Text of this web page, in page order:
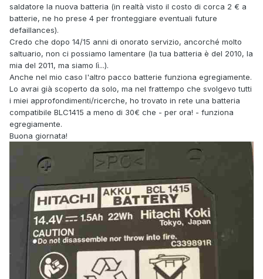
saldatore la nuova batteria (in realtà visto il costo di corca 2 € a
batterie, ne ho prese 4 per fronteggiare eventuali future
defaillances).
Credo che dopo 14/15 anni di onorato servizio, ancorché molto
saltuario, non ci possiamo lamentare (la tua batteria è del 2010, la
mia del 2011, ma siamo lì...).
Anche nel mio caso l'altro pacco batterie funziona egregiamente.
Lo avrai già scoperto da solo, ma nel frattempo che svolgevo tutti
i miei approfondimenti/ricerche, ho trovato in rete una batteria
compatibile BLC1415 a meno di 30€ che - per ora! - funziona
egregiamente.
Buona giornata!